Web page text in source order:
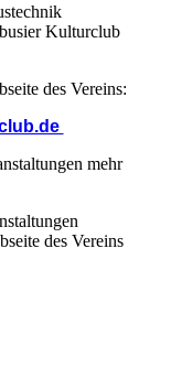
Kulturclub
des Vereins:
mehr
des Vereins